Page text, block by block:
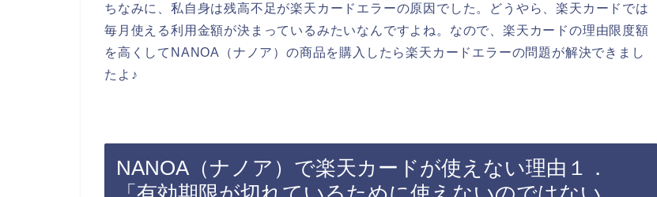
ちなみに、私自身は残高不足が楽天カードエラーの原因でした。どうやら、楽天カードでは
毎月使える利用金額が決まっているみたいなんですよね。なので、楽天カードの理由限度額
を高くしてNANOA（ナノア）の商品を購入したら楽天カードエラーの問題が解決できまし
たよ♪
NANOA（ナノア）で楽天カードが使えない理由１．